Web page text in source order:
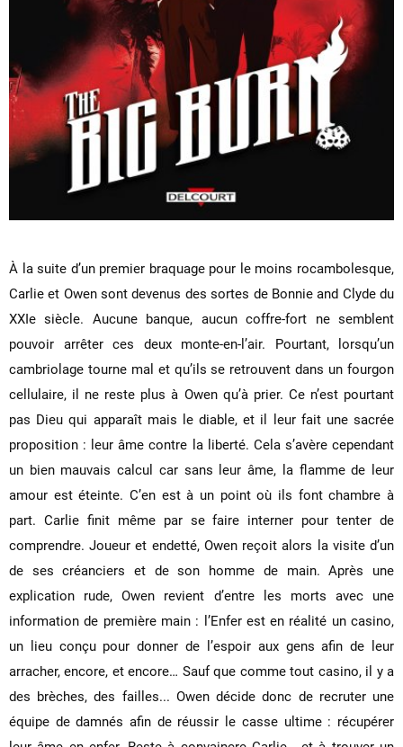
À la suite d’un premier braquage pour le moins rocambolesque,
Carlie et Owen sont devenus des sortes de Bonnie and Clyde du
XXIe siècle. Aucune banque, aucun coffre-fort ne semblent
pouvoir arrêter ces deux monte-en-l’air. Pourtant, lorsqu’un
cambriolage tourne mal et qu’ils se retrouvent dans un fourgon
cellulaire, il ne reste plus à Owen qu’à prier. Ce n’est pourtant
pas Dieu qui apparaît mais le diable, et il leur fait une sacrée
proposition : leur âme contre la liberté. Cela s’avère cependant
un bien mauvais calcul car sans leur âme, la flamme de leur
amour est éteinte. C’en est à un point où ils font chambre à
part. Carlie finit même par se faire interner pour tenter de
comprendre. Joueur et endetté, Owen reçoit alors la visite d’un
de ses créanciers et de son homme de main. Après une
explication rude, Owen revient d’entre les morts avec une
information de première main : l’Enfer est en réalité un casino,
un lieu conçu pour donner de l’espoir aux gens afin de leur
arracher, encore, et encore… Sauf que comme tout casino, il y a
des brèches, des failles... Owen décide donc de recruter une
équipe de damnés afin de réussir le casse ultime : récupérer